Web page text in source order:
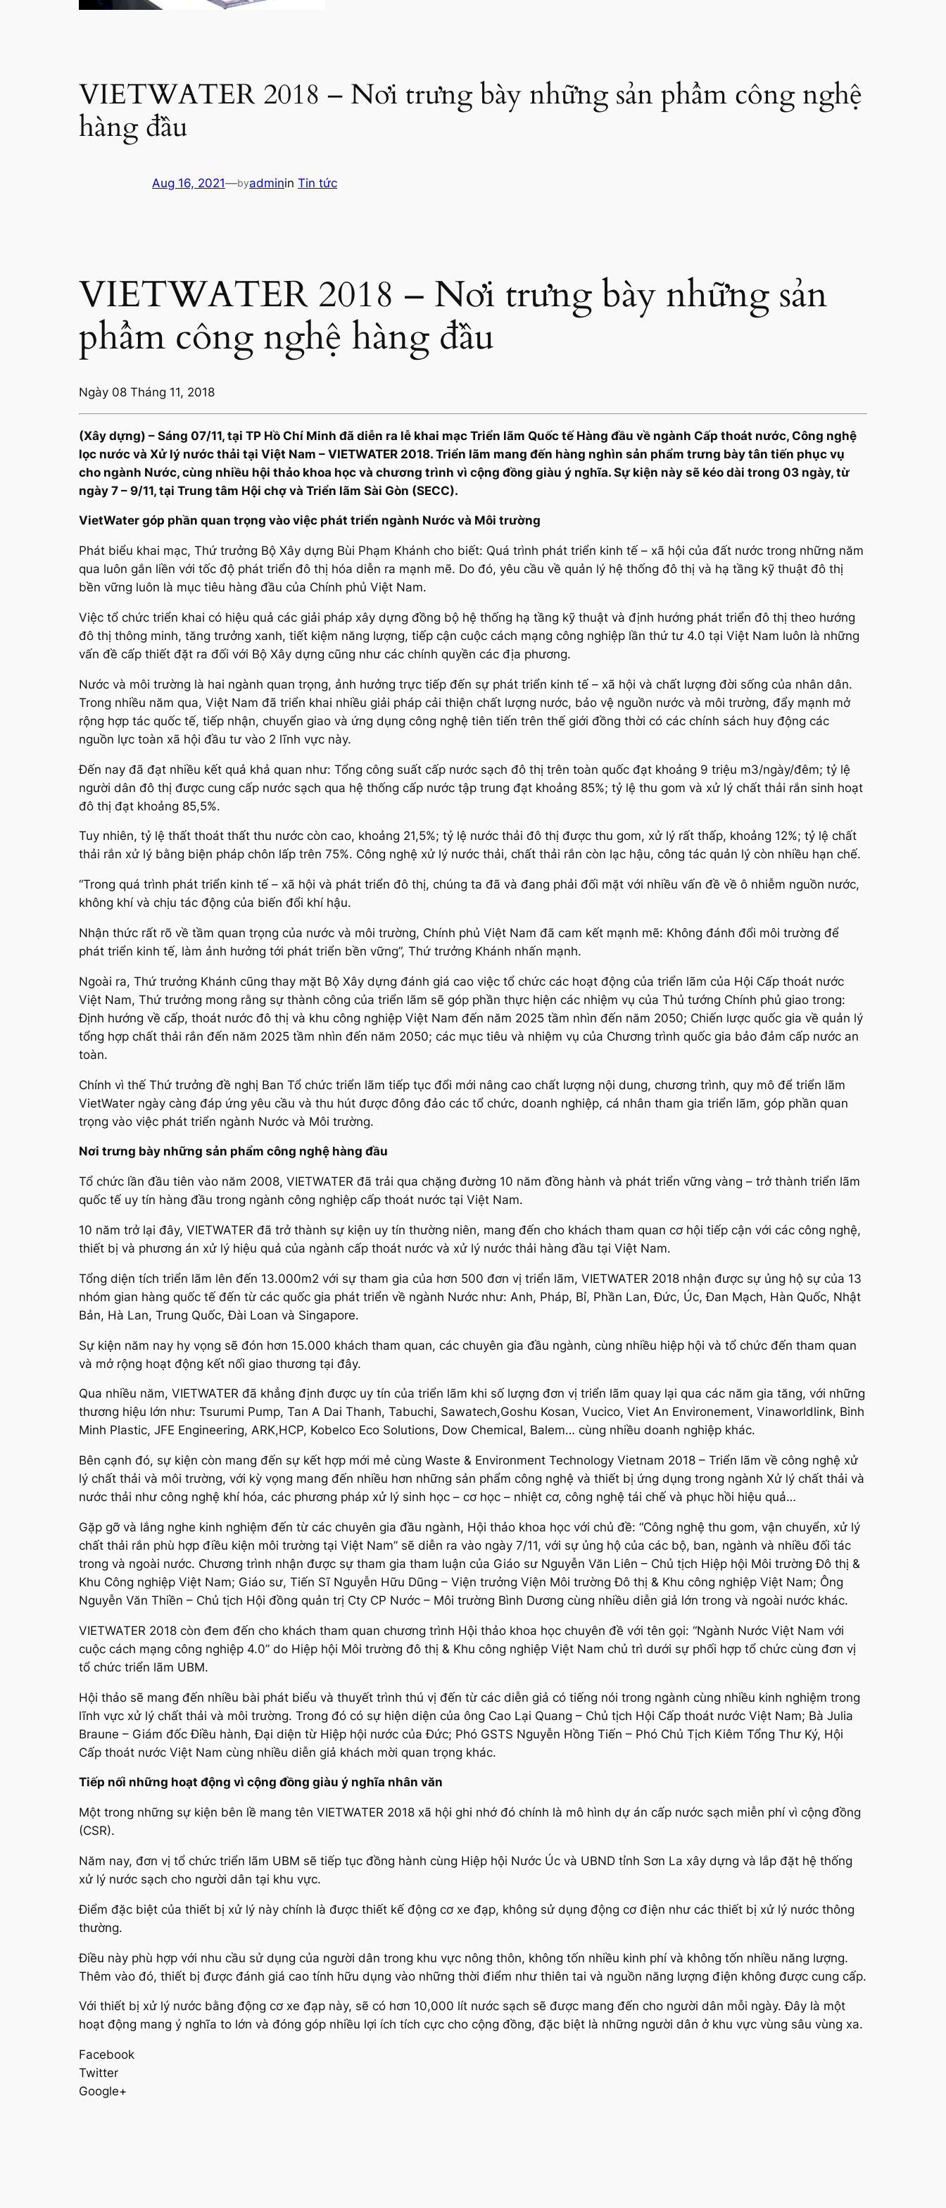
VIETWATER 2018 – Nơi trưng bày những sản phẩm công nghệ
hàng đầu
Aug 16, 2021—byadminin Tin tức
VIETWATER 2018 – Nơi trưng bày những sản
phẩm công nghệ hàng đầu
Ngày 08 Tháng 11, 2018
(Xây dựng) – Sáng 07/11, tại TP Hồ Chí Minh đã diễn ra lễ khai mạc Triển lãm Quốc tế Hàng đầu về ngành Cấp thoát nước, Công nghệ
lọc nước và Xử lý nước thải tại Việt Nam – VIETWATER 2018. Triển lãm mang đến hàng nghìn sản phẩm trưng bày tân tiến phục vụ
cho ngành Nước, cùng nhiều hội thảo khoa học và chương trình vì cộng đồng giàu ý nghĩa. Sự kiện này sẽ kéo dài trong 03 ngày, từ
ngày 7 – 9/11, tại Trung tâm Hội chợ và Triển lãm Sài Gòn (SECC).
VietWater góp phần quan trọng vào việc phát triển ngành Nước và Môi trường
Phát biểu khai mạc, Thứ trưởng Bộ Xây dựng Bùi Phạm Khánh cho biết: Quá trình phát triển kinh tế – xã hội của đất nước trong những năm
qua luôn gắn liền với tốc độ phát triển đô thị hóa diễn ra mạnh mẽ. Do đó, yêu cầu về quản lý hệ thống đô thị và hạ tầng kỹ thuật đô thị
bền vững luôn là mục tiêu hàng đầu của Chính phủ Việt Nam.
Việc tổ chức triển khai có hiệu quả các giải pháp xây dựng đồng bộ hệ thống hạ tầng kỹ thuật và định hướng phát triển đô thị theo hướng
đô thị thông minh, tăng trưởng xanh, tiết kiệm năng lượng, tiếp cận cuộc cách mạng công nghiệp lần thứ tư 4.0 tại Việt Nam luôn là những
vấn đề cấp thiết đặt ra đối với Bộ Xây dựng cũng như các chính quyền các địa phương.
Nước và môi trường là hai ngành quan trọng, ảnh hưởng trực tiếp đến sự phát triển kinh tế – xã hội và chất lượng đời sống của nhân dân.
Trong nhiều năm qua, Việt Nam đã triển khai nhiều giải pháp cải thiện chất lượng nước, bảo vệ nguồn nước và môi trường, đẩy mạnh mở
rộng hợp tác quốc tế, tiếp nhận, chuyển giao và ứng dụng công nghệ tiên tiến trên thế giới đồng thời có các chính sách huy động các
nguồn lực toàn xã hội đầu tư vào 2 lĩnh vực này.
Đến nay đã đạt nhiều kết quả khả quan như: Tổng công suất cấp nước sạch đô thị trên toàn quốc đạt khoảng 9 triệu m3/ngày/đêm; tỷ lệ
người dân đô thị được cung cấp nước sạch qua hệ thống cấp nước tập trung đạt khoảng 85%; tỷ lệ thu gom và xử lý chất thải rắn sinh hoạt
đô thị đạt khoảng 85,5%.
Tuy nhiên, tỷ lệ thất thoát thất thu nước còn cao, khoảng 21,5%; tỷ lệ nước thải đô thị được thu gom, xử lý rất thấp, khoảng 12%; tỷ lệ chất
thải rắn xử lý bằng biện pháp chôn lấp trên 75%. Công nghệ xử lý nước thải, chất thải rắn còn lạc hậu, công tác quản lý còn nhiều hạn chế.
“Trong quá trình phát triển kinh tế – xã hội và phát triển đô thị, chúng ta đã và đang phải đối mặt với nhiều vấn đề về ô nhiễm nguồn nước,
không khí và chịu tác động của biến đổi khí hậu.
Nhận thức rất rõ về tầm quan trọng của nước và môi trường, Chính phủ Việt Nam đã cam kết mạnh mẽ: Không đánh đổi môi trường để
phát triển kinh tế, làm ảnh hưởng tới phát triển bền vững”, Thứ trưởng Khánh nhấn mạnh.
Ngoài ra, Thứ trưởng Khánh cũng thay mặt Bộ Xây dựng đánh giá cao việc tổ chức các hoạt động của triển lãm của Hội Cấp thoát nước
Việt Nam, Thứ trưởng mong rằng sự thành công của triển lãm sẽ góp phần thực hiện các nhiệm vụ của Thủ tướng Chính phủ giao trong:
Định hướng về cấp, thoát nước đô thị và khu công nghiệp Việt Nam đến năm 2025 tầm nhìn đến năm 2050; Chiến lược quốc gia về quản lý
tổng hợp chất thải rắn đến năm 2025 tầm nhìn đến năm 2050; các mục tiêu và nhiệm vụ của Chương trình quốc gia bảo đảm cấp nước an
toàn.
Chính vì thế Thứ trưởng đề nghị Ban Tổ chức triển lãm tiếp tục đổi mới nâng cao chất lượng nội dung, chương trình, quy mô để triển lãm
VietWater ngày càng đáp ứng yêu cầu và thu hút được đông đảo các tổ chức, doanh nghiệp, cá nhân tham gia triển lãm, góp phần quan
trọng vào việc phát triển ngành Nước và Môi trường.
Nơi trưng bày những sản phẩm công nghệ hàng đầu
Tổ chức lần đầu tiên vào năm 2008, VIETWATER đã trải qua chặng đường 10 năm đồng hành và phát triển vững vàng – trở thành triển lãm
quốc tế uy tín hàng đầu trong ngành công nghiệp cấp thoát nước tại Việt Nam.
10 năm trở lại đây, VIETWATER đã trở thành sự kiện uy tín thường niên, mang đến cho khách tham quan cơ hội tiếp cận với các công nghệ,
thiết bị và phương án xử lý hiệu quả của ngành cấp thoát nước và xử lý nước thải hàng đầu tại Việt Nam.
Tổng diện tích triển lãm lên đến 13.000m2 với sự tham gia của hơn 500 đơn vị triển lãm, VIETWATER 2018 nhận được sự ủng hộ sự của 13
nhóm gian hàng quốc tế đến từ các quốc gia phát triển về ngành Nước như: Anh, Pháp, Bỉ, Phần Lan, Đức, Úc, Đan Mạch, Hàn Quốc, Nhật
Bản, Hà Lan, Trung Quốc, Đài Loan và Singapore.
Sự kiện năm nay hy vọng sẽ đón hơn 15.000 khách tham quan, các chuyên gia đầu ngành, cùng nhiều hiệp hội và tổ chức đến tham quan
và mở rộng hoạt động kết nối giao thương tại đây.
Qua nhiều năm, VIETWATER đã khẳng định được uy tín của triển lãm khi số lượng đơn vị triển lãm quay lại qua các năm gia tăng, với những
thương hiệu lớn như: Tsurumi Pump, Tan A Dai Thanh, Tabuchi, Sawatech,Goshu Kosan, Vucico, Viet An Environement, Vinaworldlink, Binh
Minh Plastic, JFE Engineering, ARK,HCP, Kobelco Eco Solutions, Dow Chemical, Balem… cùng nhiều doanh nghiệp khác.
Bên cạnh đó, sự kiện còn mang đến sự kết hợp mới mẻ cùng Waste & Environment Technology Vietnam 2018 – Triển lãm về công nghệ xử
lý chất thải và môi trường, với kỳ vọng mang đến nhiều hơn những sản phẩm công nghệ và thiết bị ứng dụng trong ngành Xử lý chất thải và
nước thải như công nghệ khí hóa, các phương pháp xử lý sinh học – cơ học – nhiệt cơ, công nghệ tái chế và phục hồi hiệu quả…
Gặp gỡ và lắng nghe kinh nghiệm đến từ các chuyên gia đầu ngành, Hội thảo khoa học với chủ đề: “Công nghệ thu gom, vận chuyển, xử lý
chất thải rắn phù hợp điều kiện môi trường tại Việt Nam” sẽ diễn ra vào ngày 7/11, với sự ủng hộ của các bộ, ban, ngành và nhiều đối tác
trong và ngoài nước. Chương trình nhận được sự tham gia tham luận của Giáo sư Nguyễn Văn Liên – Chủ tịch Hiệp hội Môi trường Đô thị &
Khu Công nghiệp Việt Nam; Giáo sư, Tiến Sĩ Nguyễn Hữu Dũng – Viện trưởng Viện Môi trường Đô thị & Khu công nghiệp Việt Nam; Ông
Nguyễn Văn Thiền – Chủ tịch Hội đồng quản trị Cty CP Nước – Môi trường Bình Dương cùng nhiều diễn giả lớn trong và ngoài nước khác.
VIETWATER 2018 còn đem đến cho khách tham quan chương trình Hội thảo khoa học chuyên đề với tên gọi: “Ngành Nước Việt Nam với
cuộc cách mạng công nghiệp 4.0” do Hiệp hội Môi trường đô thị & Khu công nghiệp Việt Nam chủ trì dưới sự phối hợp tổ chức cùng đơn vị
tổ chức triển lãm UBM.
Hội thảo sẽ mang đến nhiều bài phát biểu và thuyết trình thú vị đến từ các diễn giả có tiếng nói trong ngành cùng nhiều kinh nghiệm trong
lĩnh vực xử lý chất thải và môi trường. Trong đó có sự hiện diện của ông Cao Lại Quang – Chủ tịch Hội Cấp thoát nước Việt Nam; Bà Julia
Braune – Giám đốc Điều hành, Đại diện từ Hiệp hội nước của Đức; Phó GSTS Nguyễn Hồng Tiến – Phó Chủ Tịch Kiêm Tổng Thư Ký, Hội
Cấp thoát nước Việt Nam cùng nhiều diễn giả khách mời quan trọng khác.
Tiếp nối những hoạt động vì cộng đồng giàu ý nghĩa nhân văn
Một trong những sự kiện bên lề mang tên VIETWATER 2018 xã hội ghi nhớ đó chính là mô hình dự án cấp nước sạch miễn phí vì cộng đồng
(CSR).
Năm nay, đơn vị tổ chức triển lãm UBM sẽ tiếp tục đồng hành cùng Hiệp hội Nước Úc và UBND tỉnh Sơn La xây dựng và lắp đặt hệ thống
xử lý nước sạch cho người dân tại khu vực.
Điểm đặc biệt của thiết bị xử lý này chính là được thiết kế động cơ xe đạp, không sử dụng động cơ điện như các thiết bị xử lý nước thông
thường.
Điều này phù hợp với nhu cầu sử dụng của người dân trong khu vực nông thôn, không tốn nhiều kinh phí và không tốn nhiều năng lượng.
Thêm vào đó, thiết bị được đánh giá cao tính hữu dụng vào những thời điểm như thiên tai và nguồn năng lượng điện không được cung cấp.
Với thiết bị xử lý nước bằng động cơ xe đạp này, sẽ có hơn 10,000 lít nước sạch sẽ được mang đến cho người dân mỗi ngày. Đây là một
hoạt động mang ý nghĩa to lớn và đóng góp nhiều lợi ích tích cực cho cộng đồng, đặc biệt là những người dân ở khu vực vùng sâu vùng xa.
Facebook
Twitter
Google+